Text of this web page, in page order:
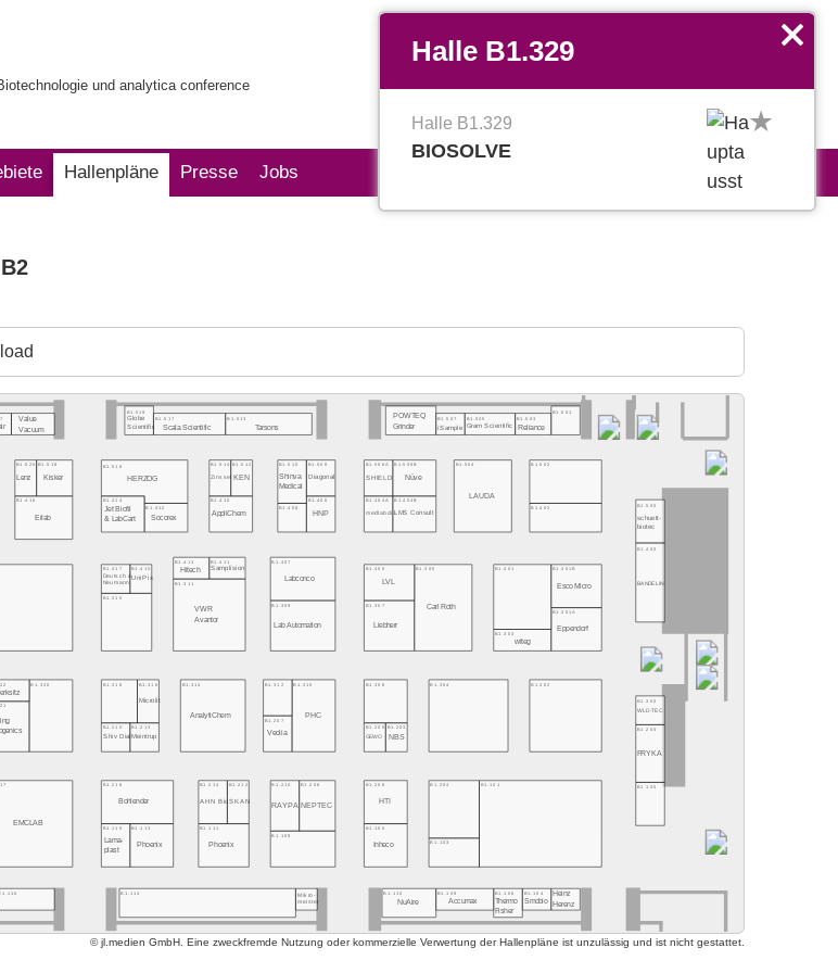
und analytica conference
Hallenpläne Presse Jobs
B1.114 B1.110
NuAire
B1.106
Thermo
Fisher
Mikro-
meister
B1.108
Accumax
B1.104
Smobio
Heinz
Herenz
EMCLAB
B1.115
Lama-
plast
B1.113
Phoenix
B1.111
Phoenix
B1.109
B1.105
Inheco B1.103
B1.101
B1.204
B1.210
RAYPA
B1.208
NEPTEC
B1.100
B1.216
Bohlender
B1.214
AHN Bio
B1.212
SKAN
B1.206
HTI
B1.200
FRYKA
B1.320
B1.215
Shiv Dial
B1.213
Meintrup
B1.314
AnalytiChem
B1.207
Veolia
B1.310
PHC
B1.205
GEWO
B1.203
NBS
B1.304 B1.302
B1.300
WLD-TEC
B1.318 B1.316
Microlit
B1.306
B1.312
B1.315
B1.311
VWR
Avantor
B1.309
Lab Automation
B1.307
Liebherr
B1.305
Carl Roth
B1.303
witeg
B1.301A
Eppendorf
B1.401
B1.400
BANDELIN
B1.301B
Esco Micro
B1.407
Labconco
B1.405
LVL
B1.417
Deutsch &
Neumann
B1.415
UniPix
B1.413
Hitech
B1.411
Samplision
B1.500
schuett-
biotec
B1.416
Erlab
B1.414
Jet Biofil
& LabCart
B1.412
Socorex
B1.410
AppliChem
B1.408
B1.406
HNP
B1.404A
medlabdia
B1.404B
LMS Consult
B1.504
LAUDA
B1.402
B1.516
HERZOG
B1.510
Shinva
Medical
B1.502
B1.520
Lenz
B1.518
Kisker
B1.514
Zinsser
B1.512
KEN
B1.508
Diagonal
B1.506A
SHIELD
B1.506B
Nüve
B1.519
Globe
Scientific
B1.517
Scala Scientific
B1.513
Tarsons
POWTEQ
Grinder
B1.507
iSample
B1.505
Gram Scientific
B1.503
Reliance
B1.501
Value
Vacuum
Halle B1.329
Halle B1.329
BIOSOLVE
© jl.medien GmbH. Eine zweckfremde Nutzung oder kommerzielle Verwertung der Hallenpläne ist unzulässig und ist nicht gestattet.